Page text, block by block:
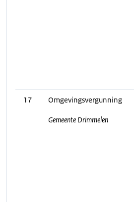
17 Omgevingsvergunning
Gemeente Drimmelen